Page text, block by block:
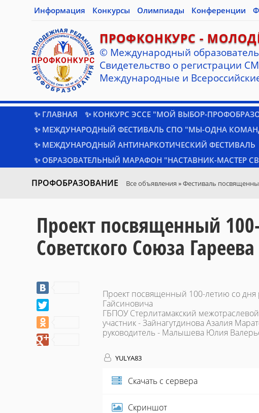
Информация Конкурсы Олимпиады Конференции
ПРОФКОНКУРС -
© Международный
Cвидетельство о регистрации
Международные и
✨ ГЛАВНАЯ ✨ КОНКУРС ЭССЕ "МОЙ ВЫБОР-
✨ МЕЖДУНАРОДНЫЙ ФЕСТИВАЛЬ СПО "МЫ-ОДНА
✨ МЕЖДУНАРОДНЫЙ АНТИНАРКОТИЧЕСКИЙ ФЕСТИВАЛЬ
✨ ОБРАЗОВАТЕЛЬНЫЙ МАРАФОН "НАСТАВНИК-МАСТЕР
ПРОФОБРАЗОВАНИЕ Все объявления »Фестиваль
Проект посвященный
Советского Союза
Проект посвященный 100-летию со
Гайсиновича
ГБПОУ Стерлитамакский
участник - Зайнагутдинова Азалия
руководитель - Малышева Юлия
YULYA83
Скачать с сервера
Скриншот